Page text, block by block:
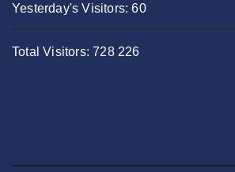
Yesterday's Visitors:60
Total Visitors:728 226